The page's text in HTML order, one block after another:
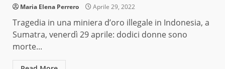
Maria Elena Perrero Aprile 29, 2022
Tragedia in una miniera d’oro illegale in Indonesia, a
Sumatra, venerdì 29 aprile: dodici donne sono
morte...